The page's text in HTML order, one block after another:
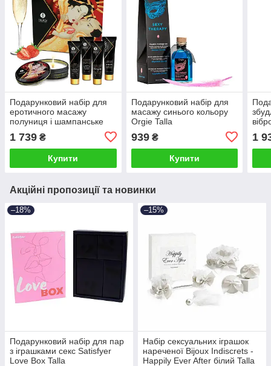
Подарунковий набір для
еротичного масажу
полуниця і шампанське
SECRETS-Sparkling
Strawberry Wine Talla
1 739 ₴
Купити
Подарунковий набір для
масажу синього кольору
Orgie Talla
939₴
Купити
1
Акційні пропозиції та новинки
–18%
Подарунковий набір для пар
з іграшками секс Satisfyer
Love Box Talla
–15%
Набір сексуальних іграшок
нареченої Bijoux Indiscrets -
Happily Ever After білий Talla